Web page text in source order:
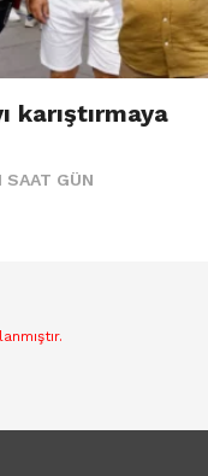
karıştırmaya
SAAT GÜN